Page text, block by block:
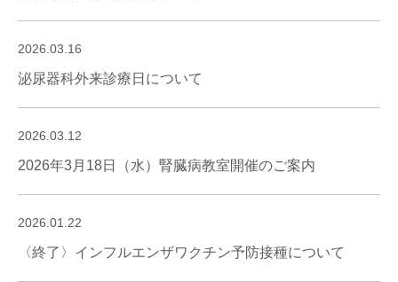
2026.03.16
泌尿器科外来診療日について
2026.03.12
2026年3月18日（水）腎臓病教室開催のご案内
2026.01.22
〈終了〉インフルエンザワクチン予防接種について